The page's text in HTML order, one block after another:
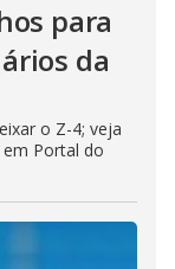
para
da
o Z-4; veja
Portal do